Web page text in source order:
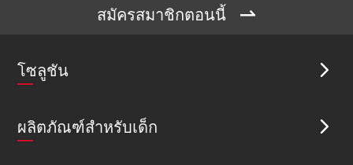
สมัครสมาชิกตอนนี้ 
โซลูชัน 
ผลิตภัณฑ์สำหรับเด็ก 